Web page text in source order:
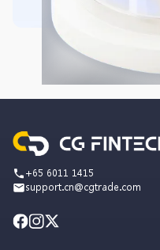
+65 6011 1415
support.cn@cgtrade.com